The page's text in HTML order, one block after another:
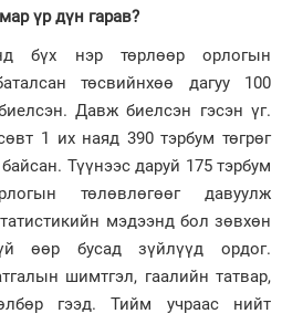
үр дүн гарав?
бүх нэр төрлөөр орлогын
төсвийнхөө дагуу 100
Давж биелсэн гэсэн үг.
1 их наяд 390 тэрбум төгрөг
Түүнээс даруй 175 тэрбум
төлөвлөгөөг давуулж
мэдээнд бол зөвхөн
өөр бусад зүйлүүд ордог.
шимтгэл, гаалийн татвар,
гээд. Тийм учраас нийт